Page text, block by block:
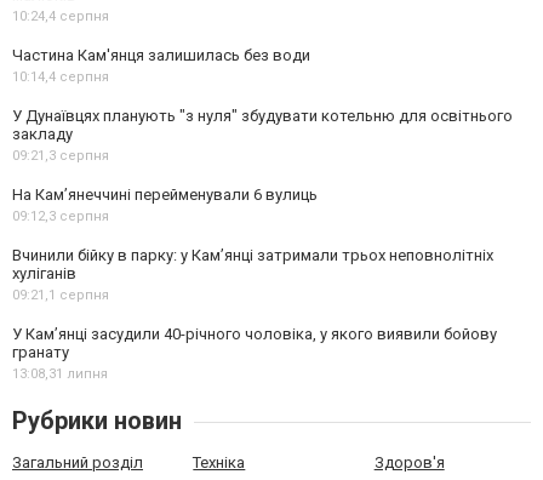
10:24,4 серпня
Частина Кам'янця залишилась без води
10:14,4 серпня
У Дунаївцях планують "з нуля" збудувати котельню для освітнього
закладу
09:21,3 серпня
На Камʼянеччині перейменували 6 вулиць
09:12,3 серпня
Вчинили бійку в парку: у Кам’янці затримали трьох неповнолітніх
хуліганів
09:21,1 серпня
У Камʼянці засудили 40-річного чоловіка, у якого виявили бойову
гранату
13:08,31 липня
Рубрики новин
Загальний розділ Техніка Здоров'я